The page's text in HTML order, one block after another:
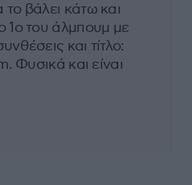
το βάλει κάτω και
1ο του άλμπουμ με
και τίτλο:
Φυσικά και είναι